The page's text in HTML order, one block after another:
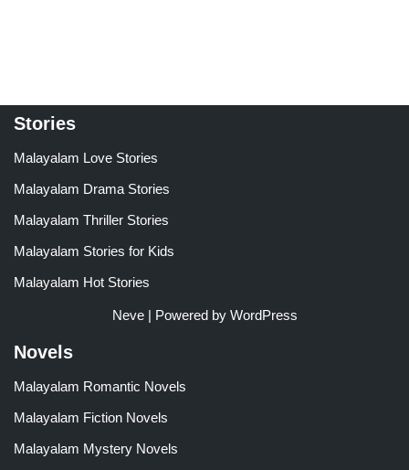
Stories
Malayalam Love Stories
Malayalam Drama Stories
Malayalam Thriller Stories
Malayalam Stories for Kids
Malayalam Hot Stories
Neve| Powered by WordPress
Novels
Malayalam Romantic Novels
Malayalam Fiction Novels
Malayalam Mystery Novels